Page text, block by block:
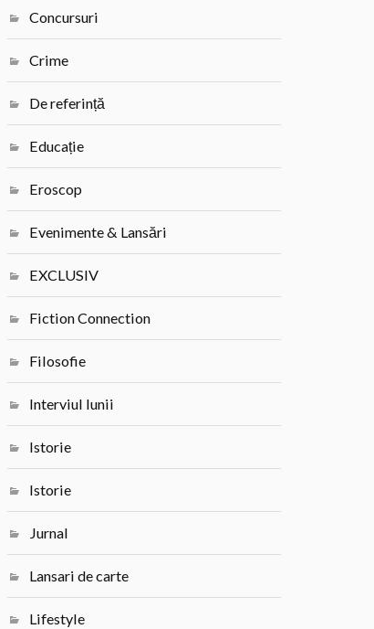
Concursuri
Crime
De referință
Educație
Eroscop
Evenimente & Lansări
EXCLUSIV
Fiction Connection
Filosofie
Interviul lunii
Istorie
Istorie
Jurnal
Lansari de carte
Lifestyle